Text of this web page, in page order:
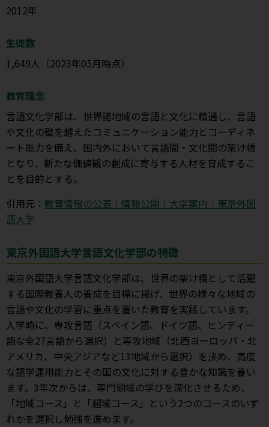
2012年
生徒数
1,649人（2023年05月時点）
教育理念
言語文化学部は、世界諸地域の言語と文化に精通し、言語
や文化の壁を越えたコミュニケーション能力とコーディネ
ート能力を備え、国内外において言語間・文化間の架け橋
となり、新たな価値観の創成に寄与する人材を育成するこ
とを目的とする。
引用元： 教育情報の公表｜情報公開｜大学案内｜東京外国
語大学
東京外国語大学言語文化学部の特徴
東京外国語大学言語文化学部は、世界の架け橋として活躍
する国際教養人の養成を目標に掲げ、世界の様々な地域の
言語や文化の学習に重点を置いた教育を実践しています。
入学時に、専攻言語（スペイン語、ドイツ語、ヒンディー
語な全27言語から選択）と専攻地域（北西ヨーロッパ・北
アメリカ、中央アジアなど13地域から選択）を決め、高度
な語学運用能力とその国の文化に対する豊かな知識を養い
ます。3年次からは、専門領域の学びを深化させるため、
「地域コース」と「超域コース」という2つのコースのいず
れかを選択し勉強を進めます。